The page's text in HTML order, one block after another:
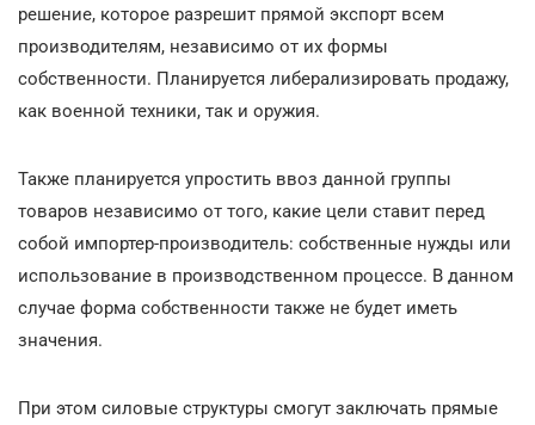
решение, которое разрешит прямой экспорт всем
производителям, независимо от их формы
собственности. Планируется либерализировать продажу,
как военной техники, так и оружия.
Также планируется упростить ввоз данной группы
товаров независимо от того, какие цели ставит перед
собой импортер-производитель: собственные нужды или
использование в производственном процессе. В данном
случае форма собственности также не будет иметь
значения.
При этом силовые структуры смогут заключать прямые